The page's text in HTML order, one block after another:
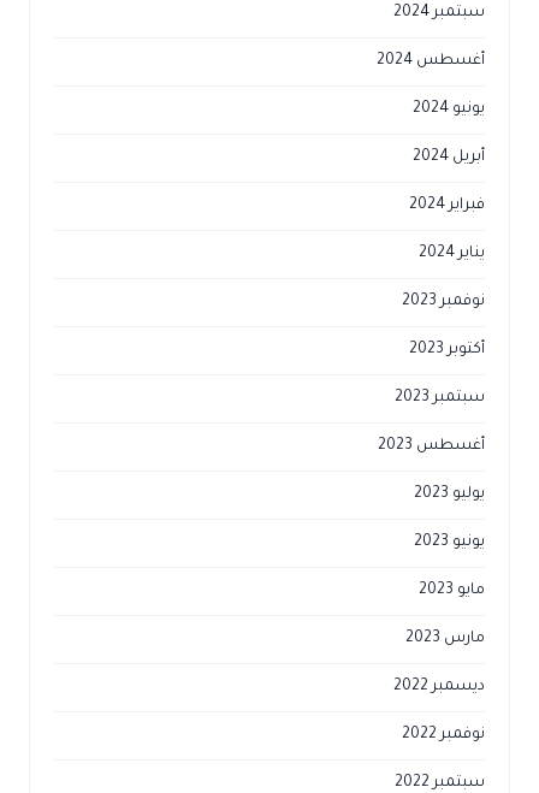
سبتمبر 2024
أغسطس 2024
يونيو 2024
أبريل 2024
فبراير 2024
يناير 2024
نوفمبر 2023
أكتوبر 2023
سبتمبر 2023
أغسطس 2023
يوليو 2023
يونيو 2023
مايو 2023
مارس 2023
ديسمبر 2022
نوفمبر 2022
سبتمبر 2022